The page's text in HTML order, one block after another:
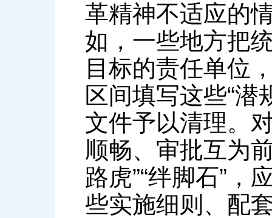
革精神不适应的
如，一些地方把
目标的责任单位
区间填写这些“潜
文件予以清理。
顺畅、审批互为
路虎”“绊脚石”，
些实施细则、配